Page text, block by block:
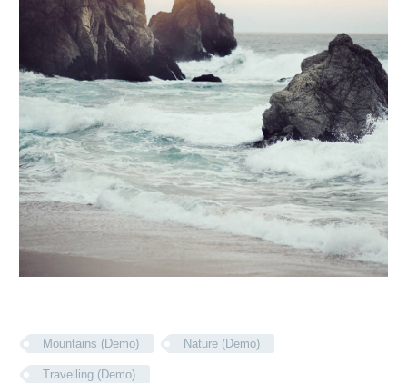
Mountains (Demo) Nature (Demo)
Travelling (Demo)